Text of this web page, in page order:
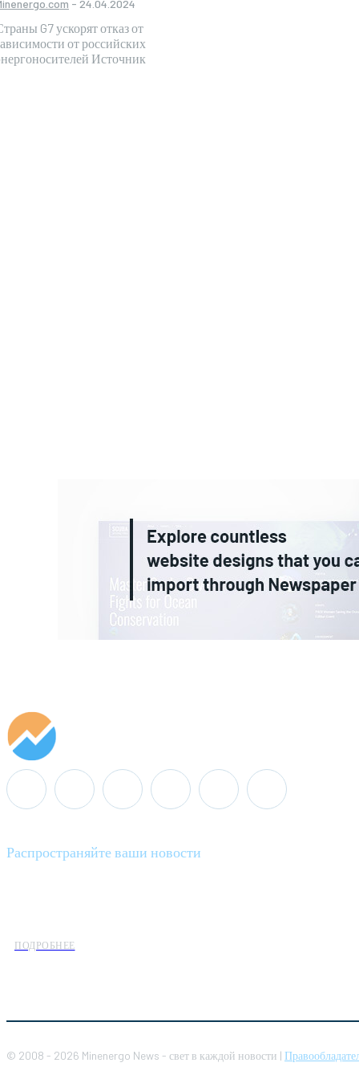
- 24.04.2024
G7 ускорят отказ от
от российских
Источник
Распространяйте ваши новости
ПОДРОБНЕЕ
© 2008 - 2026 Minenergo News - свет в каждой новости |